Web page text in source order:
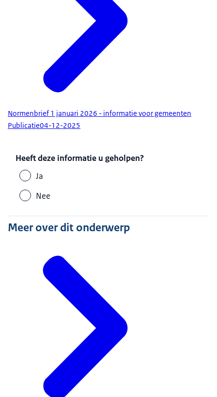
Normenbrief 1 januari 2026 - informatie voor gemeenten
Publicatie04-12-2025
Heeft deze informatie u geholpen?
Ja
Nee
Meer over dit onderwerp